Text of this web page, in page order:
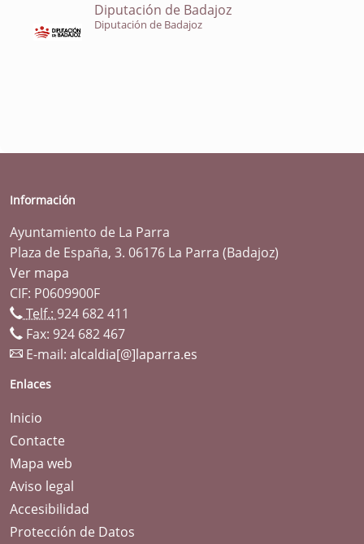
Diputación de Badajoz
Diputación de Badajoz
Información
Ayuntamiento de La Parra
Plaza de España, 3. 06176 La Parra (Badajoz)
Ver mapa
CIF: P0609900F
Telf.: 924 682 411
Fax: 924 682 467
E-mail: alcaldia[@]laparra.es
Enlaces
Inicio
Contacte
Mapa web
Aviso legal
Accesibilidad
Protección de Datos